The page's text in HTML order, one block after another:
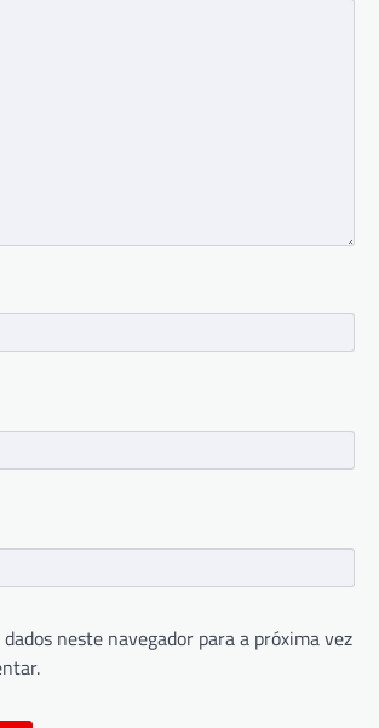
neste navegador para a próxima vez